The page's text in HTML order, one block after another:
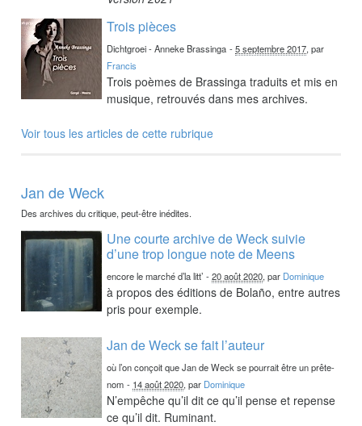
Trois pièces
Dichtgroei - Anneke Brassinga -5 septembre 2017, par
Francis
Trois poèmes de Brassinga traduits et mis en
musique, retrouvés dans mes archives.
Voir tous les articles de cette rubrique
Jan de Weck
Des archives du critique, peut-être inédites.
Une courte archive de Weck suivie
d’une trop longue note de Meens
encore le marché d’la litt’ -20 août 2020, par Dominique
à propos des éditions de Bolaño, entre autres
pris pour exemple.
Jan de Weck se fait l’auteur
où l’on conçoit que Jan de Weck se pourrait être un prête-
nom - 14 août 2020, par Dominique
N’empêche qu’il dit ce qu’il pense et repense
ce qu’il dit. Ruminant.